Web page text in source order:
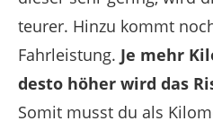
teurer. Hinzu kommt
Fahrleistung. Je mehr
desto höher wird das
Somit musst du als